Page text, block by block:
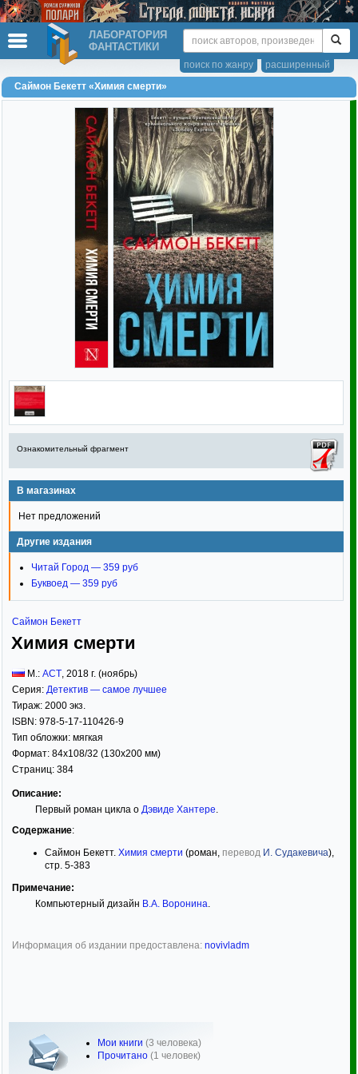
ЛАБОРАТОРИЯ
ФАНТАСТИКИ
расширенный
поиск по жанру
Саймон Бекетт «Химия смерти»
Ознакомительный фрагмент
В магазинах
Нет предложений
Другие издания
Читай Город — 359 руб
Буквоед — 359 руб
Саймон Бекетт
Химия смерти
М.: АСТ, 2018 г. (ноябрь)
Серия: Детектив — самое лучшее
Тираж: 2000 экз.
ISBN: 978-5-17-110426-9
Тип обложки: мягкая
Формат: 84x108/32 (130x200 мм)
Страниц: 384
Описание:
Первый роман цикла о Дэвиде Хантере.
Содержание:
Саймон Бекетт. Химия смерти (роман, перевод И. Судакевича),
стр. 5-383
Примечание:
Компьютерный дизайн В.А. Воронина.
Информация об издании предоставлена: novivladm
Мои книги (3 человека)
Прочитано (1 человек)